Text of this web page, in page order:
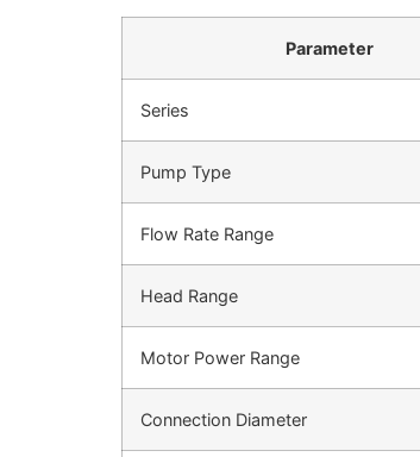
Parameter
Series
Pump Type
Flow Rate Range
Head Range
Motor Power Range
Connection Diameter